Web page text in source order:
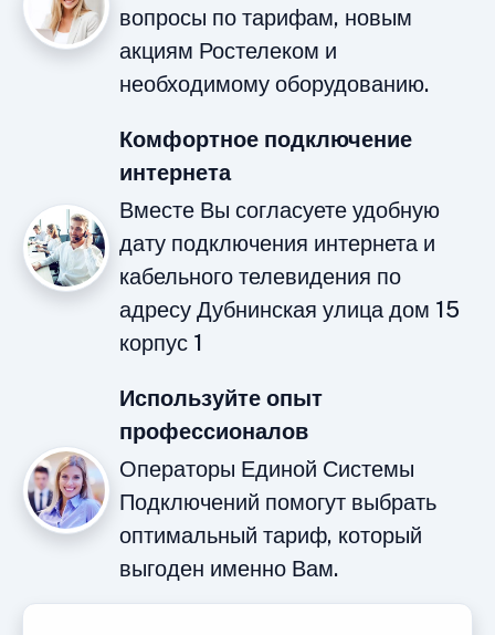
вопросы по тарифам, новым
акциям Ростелеком и
необходимому оборудованию.
Комфортное подключение
интернета
Вместе Вы согласуете удобную
дату подключения интернета и
кабельного телевидения по
адресу Дубнинская улица дом 15
корпус 1
Используйте опыт
профессионалов
Операторы Единой Системы
Подключений помогут выбрать
оптимальный тариф, который
выгоден именно Вам.